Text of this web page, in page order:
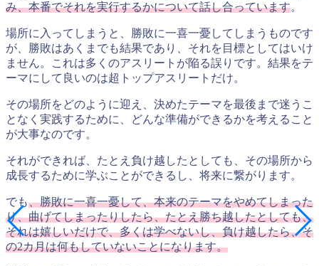
み、本番でそれを実行するかについて話し合っています。
場所に入ってしまうと、勝敗に一喜一憂してしまうものです
が、勝敗はあくまでも結果であり、それを目標としてはいけ
ません。これは多くのアスリートが陥る誤りです。結果をテ
ーマにして良いのは超トップアスリートだけ。
その場所をどのように迎え、決めたテーマを最後まで迷うこ
となく実践するために、どんな準備ができるかを考えること
が大事なのです。
それができれば、たとえ負け越したとしても、その場所から
成長するために学ぶことができるし、将来に繋がります。
でも、勝敗に一喜一憂して、本来のテーマをやめてしまった
り、曲げてしまったりしたら、たとえ勝ち越したとしても、
それは嬉しいだけで、多くは学べないし、負け越したら、そ
の2カ月は何もしていないことになります。